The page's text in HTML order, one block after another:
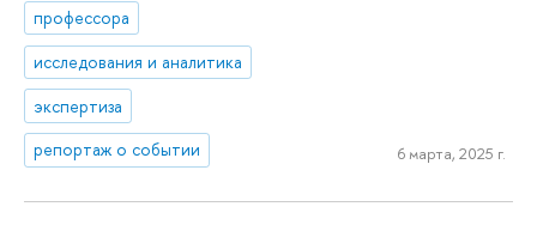
профессора
исследования и аналитика
экспертиза
репортаж о событии
6 марта, 2025 г.